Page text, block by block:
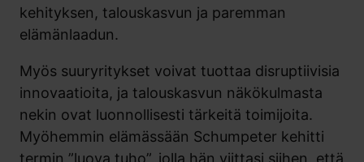
kehityksen, talouskasvun ja paremman
elämänlaadun.
Myös suuryritykset voivat tuottaa disruptiivisia
innovaatioita, ja talouskasvun näkökulmasta
nekin ovat luonnollisesti tärkeitä toimijoita.
Myöhemmin elämässään Schumpeter kehitti
termin ”luova tuho”, jolla hän viittasi siihen, että